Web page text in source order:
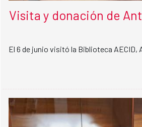
Visita y donación de
El 6 de junio visitó la Biblioteca